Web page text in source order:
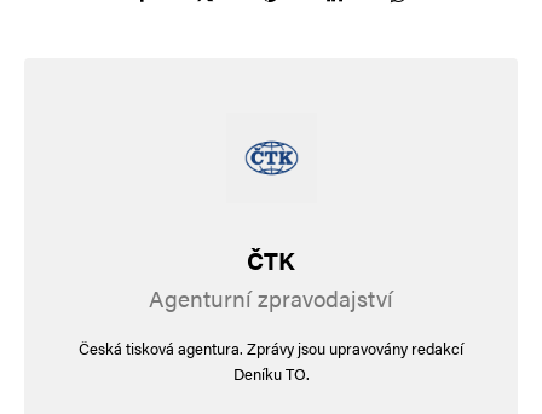
ČTK
Agenturní zpravodajství
Česká tisková agentura. Zprávy jsou upravovány redakcí
Deníku TO.